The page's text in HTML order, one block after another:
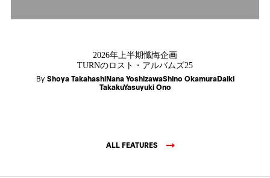
2026年上半期懺悔企画
TURNのロスト・アルバムズ25
By Shoya TakahashiNana YoshizawaShino OkamuraDaiki
TakakuYasuyuki Ono
ALL FEATURES